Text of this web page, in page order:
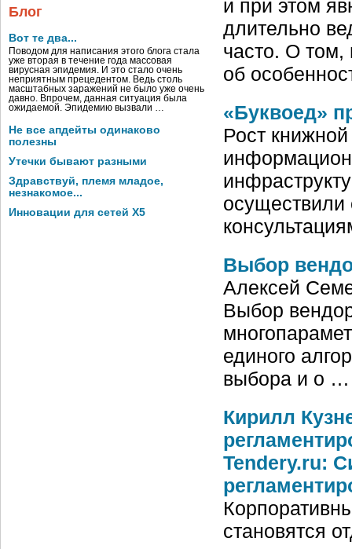
Блог
Вот те два...
Поводом для написания этого блога стала
уже вторая в течение года массовая
вирусная эпидемия. И это стало очень
неприятным прецедентом. Ведь столь
масштабных заражений не было уже очень
давно. Впрочем, данная ситуация была
ожидаемой. Эпидемию вызвали …
Не все апдейты одинаково
полезны
Утечки бывают разными
Здравствуй, племя младое,
незнакомое...
Инновации для сетей X5
и при этом
длительно
часто. О том,
об
«Буквоед»
Рост
Выбор
Алексей
Выбор
единого
выбора и о …
Кирилл
Tendery.ru:
становятся